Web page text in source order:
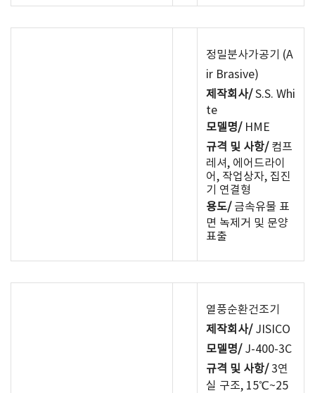
정밀분사가공기 (A
ir Brasive)
제작회사/S.S. Whi
te
모델명/HME
규격 및 사항/컴프
레셔, 에어드라이
어, 작업상자, 집진
기 연결형
용도/금속유물 표
면 녹제거 및 문양
표출
열풍순환건조기
제작회사/JISICO
모델명/J-400-3C
규격 및 사항/3연
실 구조, 15℃~25